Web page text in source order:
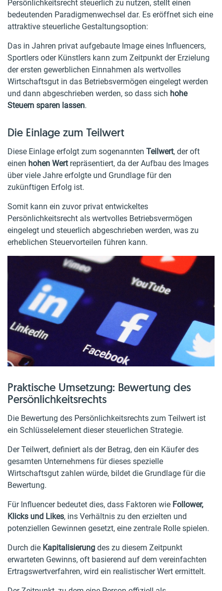
Persönlichkeitsrecht steuerlich zu nutzen, stellt einen
bedeutenden Paradigmenwechsel dar. Es eröffnet sich eine
attraktive steuerliche Gestaltungsoption:
Das in Jahren privat aufgebaute Image eines Influencers,
Sportlers oder Künstlers kann zum Zeitpunkt der Erzielung
der ersten gewerblichen Einnahmen als wertvolles
Wirtschaftsgut in das Betriebsvermögen eingelegt werden
und dann abgeschrieben werden, so dass sich hohe
Steuern sparen lassen.
Die Einlage zum Teilwert
Diese Einlage erfolgt zum sogenannten Teilwert, der oft
einen hohen Wertrepräsentiert, da der Aufbau des Images
über viele Jahre erfolgte und Grundlage für den
zukünftigen Erfolg ist.
Somit kann ein zuvor privat entwickeltes
Persönlichkeitsrecht als wertvolles Betriebsvermögen
eingelegt und steuerlich abgeschrieben werden, was zu
erheblichen Steuervorteilen führen kann.
Praktische Umsetzung: Bewertung des
Persönlichkeitsrechts
Die Bewertung des Persönlichkeitsrechts zum Teilwert ist
ein Schlüsselelement dieser steuerlichen Strategie.
Der Teilwert, definiert als der Betrag, den ein Käufer des
gesamten Unternehmens für dieses spezielle
Wirtschaftsgut zahlen würde, bildet die Grundlage für die
Bewertung.
Für Influencer bedeutet dies, dass Faktoren wie Follower,
Klicks und Likes, ins Verhältnis zu den erzielten und
potenziellen Gewinnen gesetzt, eine zentrale Rolle spielen.
Durch die Kapitalisierung des zu diesem Zeitpunkt
erwarteten Gewinns, oft basierend auf dem vereinfachten
Ertragswertverfahren, wird ein realistischer Wert ermittelt.